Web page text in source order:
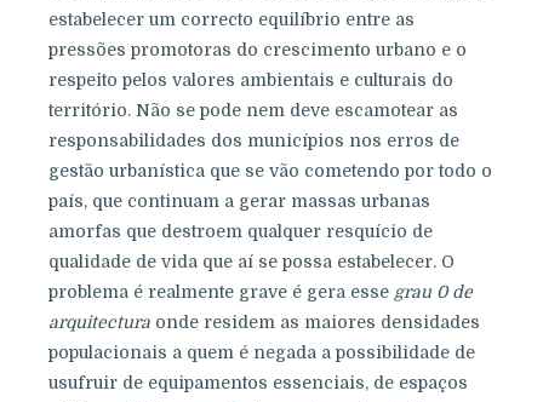
estabelecer um correcto equilíbrio entre as
pressões promotoras do crescimento urbano e o
respeito pelos valores ambientais e culturais do
território. Não se pode nem deve escamotear as
responsabilidades dos municípios nos erros de
gestão urbanística que se vão cometendo por todo o
país, que continuam a gerar massas urbanas
amorfas que destroem qualquer resquício de
qualidade de vida que aí se possa estabelecer. O
problema é realmente grave é gera esse grau 0 de
arquitectura onde residem as maiores densidades
populacionais a quem é negada a possibilidade de
usufruir de equipamentos essenciais, de espaços